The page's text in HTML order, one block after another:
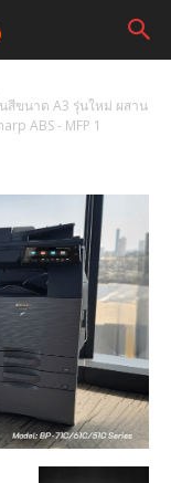
นสีขนาด A3 รุ่นใหม่ ผสาน
ABS - MFP 1